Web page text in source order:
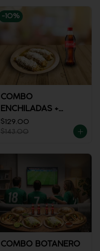
-10%
COMBO
ENCHILADAS +
REFRESCO
$129.00
$143.00
COMBO BOTANERO